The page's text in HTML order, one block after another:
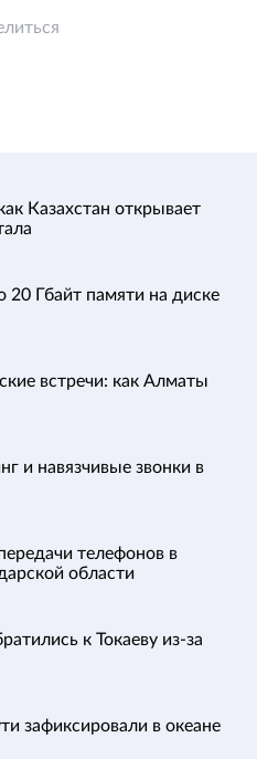
Казахстан открывает
20 Гбайт памяти на диске
встречи: как Алматы
и навязчивые звонки в
телефонов в
области
к Токаеву из-за
зафиксировали в океане